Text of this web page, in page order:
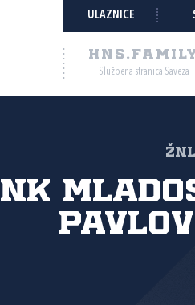
ULAZNICE
Službena stranica Saveza
NK